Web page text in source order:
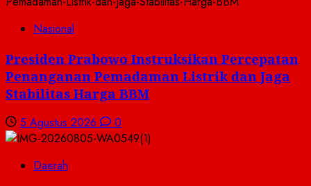
Nasional
Presiden Prabowo Instruksikan Percepatan
Penanganan Pemadaman Listrik dan Jaga
Stabilitas Harga BBM
5 Agustus 2026 0
Daerah